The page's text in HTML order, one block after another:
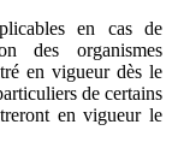
en cas de
des organismes
en vigueur dès le
de certains
en vigueur le